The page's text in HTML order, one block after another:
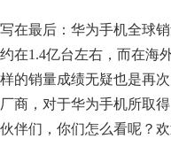
写在最后：华为手机全球
约在1.4亿台左右，而在海
样的销量成绩无疑也是再
厂商，对于华为手机所取
伙伴们，你们怎么看呢？